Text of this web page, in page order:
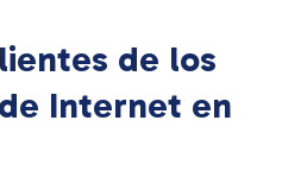
de los
Internet en